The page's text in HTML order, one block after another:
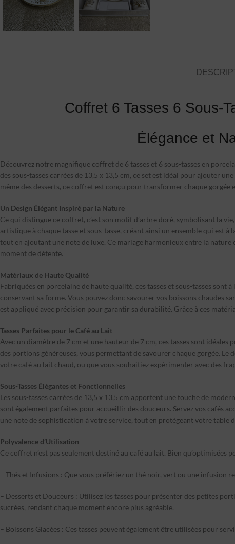
Coffret 6 Tasses 6 Sous-
Élégance et
Découvrez notre magnifique coffret de 6 tasses et 6 sous-tasses en
des sous-tasses carrées de 13,5 x 13,5 cm, ce set est idéal pour ajouter
même des desserts, ce coffret est conçu pour transformer chaque gorgée
Un Design Élégant Inspiré par la Nature
Ce qui distingue ce coffret, c’est son motif d’arbre doré, symbolisant la
artistique à chaque tasse et sous-tasse, créant ainsi un ensemble qui est
tout en ajoutant une note de luxe. Ce mariage harmonieux entre la nature
moment de détente.
Matériaux de Haute Qualité
Fabriquées en porcelaine de haute qualité, ces tasses et sous-tasses
conservant sa forme. Vous pouvez donc savourer vos boissons
est appliqué avec précision pour garantir sa durabilité. Grâce à ces
Tasses Parfaites pour le Café au Lait
Avec un diamètre de 7 cm et une hauteur de 7 cm, ces tasses sont
des portions généreuses, vous permettant de savourer chaque gorgée.
votre café au lait chaud, ou que vous souhaitiez expérimenter avec des
Sous-Tasses Élégantes et Fonctionnelles
Les sous-tasses carrées de 13,5 x 13,5 cm apportent une touche de
sont également parfaites pour accueillir des douceurs. Servez vos cafés
une note de sophistication à votre service, tout en protégeant votre table
Polyvalence d’Utilisation
Ce coffret n’est pas seulement destiné au café au lait. Bien qu’optimisées
– Thés et Infusions : Que vous préfériez un thé noir, vert ou une infusion
– Desserts et Douceurs : Utilisez les tasses pour présenter des petites
sucrées, rendant chaque moment encore plus agréable.
– Boissons Glacées : Ces tasses peuvent également être utilisées pour